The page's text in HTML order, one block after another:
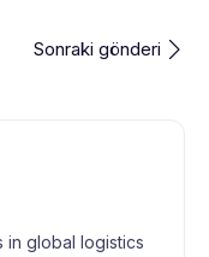
Sonraki gönderi
in global logistics